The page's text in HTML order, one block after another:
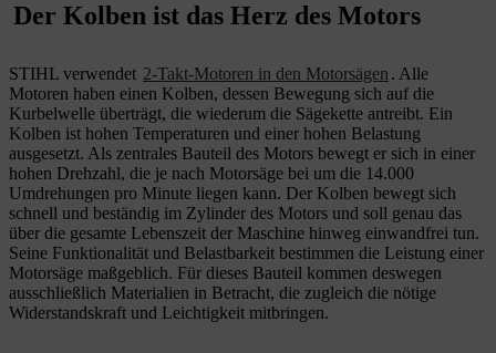
Der Kolben ist das Herz des Motors
STIHL verwendet 2-Takt-Motoren in den Motorsägen . Alle
Motoren haben einen Kolben, dessen Bewegung sich auf die
Kurbelwelle überträgt, die wiederum die Sägekette antreibt. Ein
Kolben ist hohen Temperaturen und einer hohen Belastung
ausgesetzt. Als zentrales Bauteil des Motors bewegt er sich in einer
hohen Drehzahl, die je nach Motorsäge bei um die 14.000
Umdrehungen pro Minute liegen kann. Der Kolben bewegt sich
schnell und beständig im Zylinder des Motors und soll genau das
über die gesamte Lebenszeit der Maschine hinweg einwandfrei tun.
Seine Funktionalität und Belastbarkeit bestimmen die Leistung einer
Motorsäge maßgeblich. Für dieses Bauteil kommen deswegen
ausschließlich Materialien in Betracht, die zugleich die nötige
Widerstandskraft und Leichtigkeit mitbringen.